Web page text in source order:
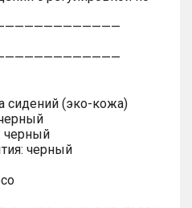
сидений (эко-кожа)
черный
черный